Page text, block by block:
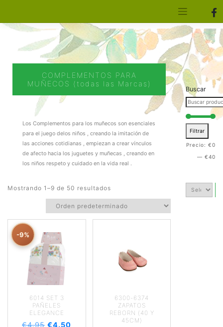
COMPLEMENTOS PARA
MUÑECOS (todas las Marcas)
Los Complementos para los muñecos son esenciales
para el juego delos niños , creando la imitación de
las acciones cotidianas , empiezan a crear vínculos
de afecto hacia los juguetes y muñecas , creando en
los niños respeto y cuidado en la vida real .
Mostrando 1–9 de 50 resultados
-9%
6014 SET 3
PAÑELES
ELEGANCE
€4.95 €4.50
6300-6374
ZAPATOS
REBORN (40 Y
45CM)
Buscar
Filtrar
Precio: €0
— €40